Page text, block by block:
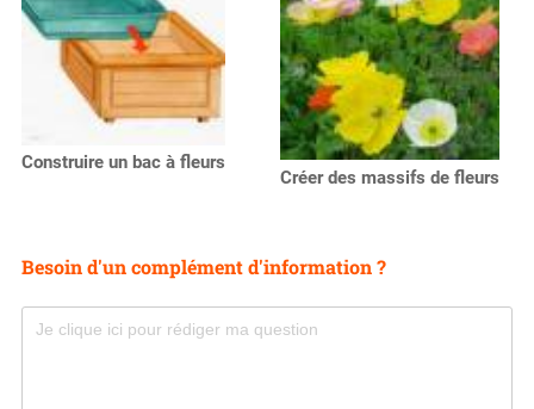
Construire un bac à fleurs
Créer des massifs de fleurs
Besoin d'un complément d'information ?